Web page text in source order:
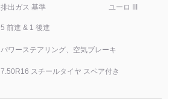
排出ガス 基準 ユーロ
5 前進 & 1 後進
パワーステアリング、空気ブレーキ
7.50R16 スチールタイヤ スペア付き